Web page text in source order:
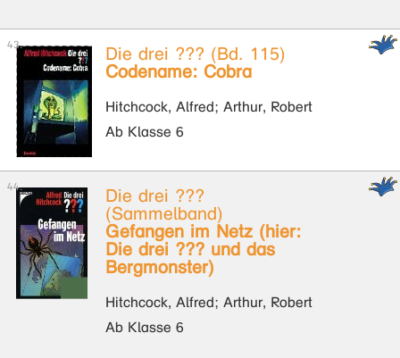
Die drei ??? (Bd. 115)
Codename: Cobra
Hitchcock, Alfred; Arthur, Robert
Ab Klasse 6
Die drei ???
(Sammelband)
Gefangen im Netz (hier:
Die drei ??? und das
Bergmonster)
Hitchcock, Alfred; Arthur, Robert
Ab Klasse 6